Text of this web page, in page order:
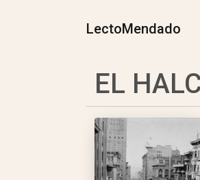
LectoMendado
EL